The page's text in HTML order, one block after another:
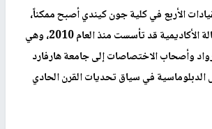
الأربع في كلية جون كيندي أصبح ممكناً،
مشيراً إلى أن هذا الزمالة الأكاديمية قد تأسست منذ العام 2010، وهي
وأصحاب الاختصاصات إلى جامعة هارفارد
في سياق تحديات القرن الحادي